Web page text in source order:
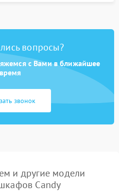
вопросы?
с Вами в ближайшее
время
звонок
и другие модели
Candy